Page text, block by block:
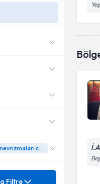
Anevrizması
Aort anevrizmaları cerrahisi
Filtre